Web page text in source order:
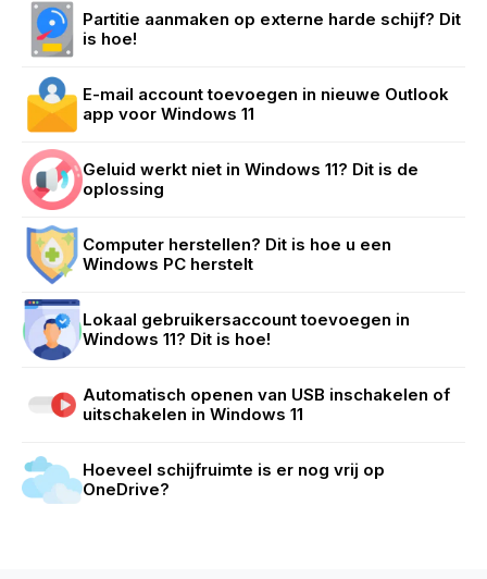
Partitie aanmaken op externe harde schijf? Dit
is hoe!
E-mail account toevoegen in nieuwe Outlook
app voor Windows 11
Geluid werkt niet in Windows 11? Dit is de
oplossing
Computer herstellen? Dit is hoe u een
Windows PC herstelt
Lokaal gebruikersaccount toevoegen in
Windows 11? Dit is hoe!
Automatisch openen van USB inschakelen of
uitschakelen in Windows 11
Hoeveel schijfruimte is er nog vrij op
OneDrive?